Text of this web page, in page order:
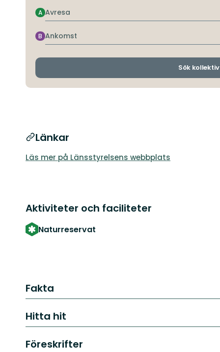
Avresa
A
Ankomst
B
Sök
Länkar
Läs mer på Länsstyrelsens webbplats
Aktiviteter och faciliteter
Naturreservat
Fakta
Hitta hit
Föreskrifter